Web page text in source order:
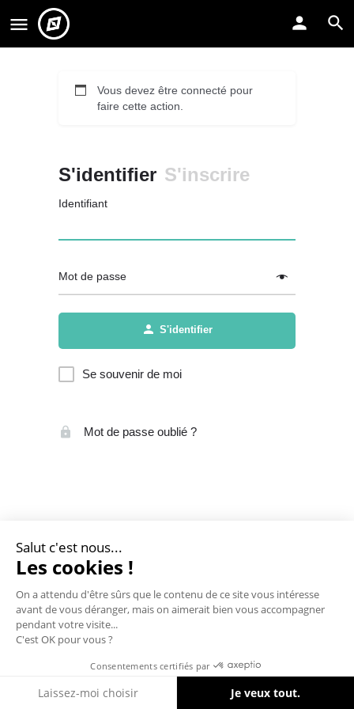
Vous devez être connecté pour
faire cette action.
S'identifier S'inscrire
Identifiant
Mot de passe
S'identifier
Se souvenir de moi
Mot de passe oublié ?
Salut c'est nous...
Les cookies !
On a attendu d'être sûrs que le contenu de ce site vous intéresse
avant de vous déranger, mais on aimerait bien vous accompagner
pendant votre visite...
C'est OK pour vous ?
Consentements certifiés par
Laissez-moi choisir Je veux tout.